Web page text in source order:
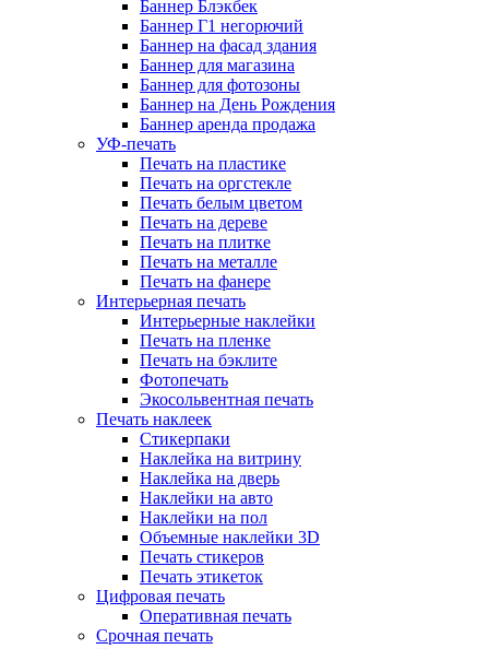
Баннер Блэкбек
Баннер Г1 негорючий
Баннер на фасад здания
Баннер для магазина
Баннер для фотозоны
Баннер на День Рождения
Баннер аренда продажа
УФ-печать
Печать на пластике
Печать на оргстекле
Печать белым цветом
Печать на дереве
Печать на плитке
Печать на металле
Печать на фанере
Интерьерная печать
Интерьерные наклейки
Печать на пленке
Печать на бэклите
Фотопечать
Экосольвентная печать
Печать наклеек
Стикерпаки
Наклейка на витрину
Наклейка на дверь
Наклейки на авто
Наклейки на пол
Объемные наклейки 3D
Печать стикеров
Печать этикеток
Цифровая печать
Оперативная печать
Срочная печать